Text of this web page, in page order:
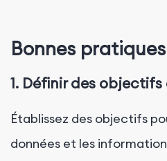
Bonnes
1. Définir des objectifs
Établissez des objectifs
données et les